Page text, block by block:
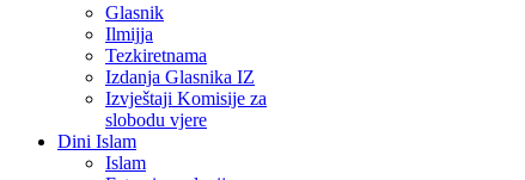
Glasnik
Ilmijja
Tezkiretnama
Izdanja Glasnika IZ
Izvještaji Komisije za
slobodu vjere
Dini Islam
Islam